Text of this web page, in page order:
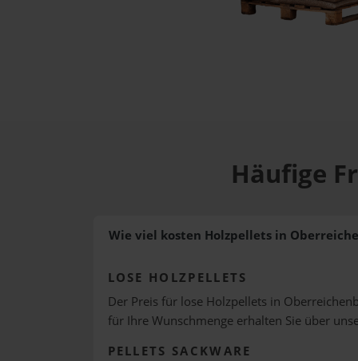
Häufige
Wie viel kosten Holzpellets in
LOSE HOLZPELLETS
Der Preis für lose Holzpellets in
für Ihre Wunschmenge erhalten Sie über
PELLETS SACKWARE